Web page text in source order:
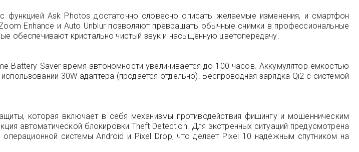
функцией Ask Photos достаточно словесно описать желаемые изменения, и смартфон
Enhance и Auto Unblur позволяют превращать обычные снимки в профессиональные
обеспечивают кристально чистый звук и насыщенную цветопередачу.
Battery Saver время автономности увеличивается до 100 часов. Аккумулятор ёмкостью
30W адаптера (продаётся отдельно). Беспроводная зарядка Qi2 с системой
которая включает в себя механизмы противодействия фишингу и мошенническим
автоматической блокировки Theft Detection. Для экстренных ситуаций предусмотрена
операционной системы Android и Pixel Drop, что делает Pixel 10 надёжным спутником на